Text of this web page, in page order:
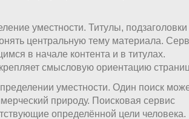
уместности. Титулы, подзаголовки
центральную тему материала.
в начале контента и в титулах.
смысловую ориентацию
уместности. Один поиск
природу. Поисковая сервис
определённой цели человека.